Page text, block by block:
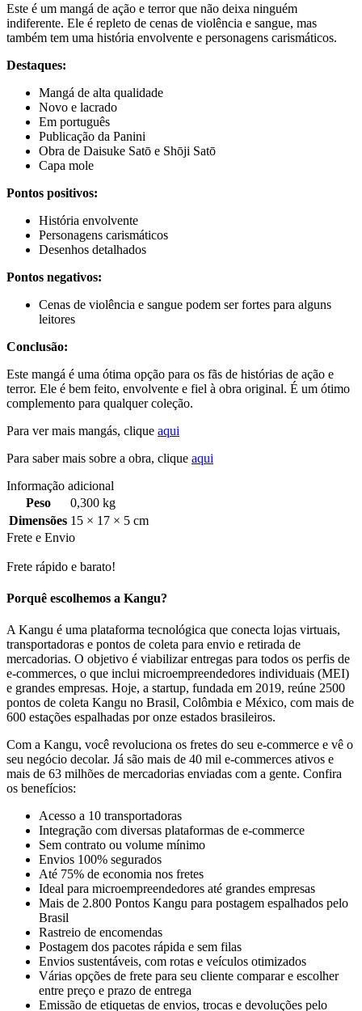
Este é um mangá de ação e terror que não deixa ninguém
indiferente. Ele é repleto de cenas de violência e sangue, mas
também tem uma história envolvente e personagens carismáticos.
Destaques:
Mangá de alta qualidade
Novo e lacrado
Em português
Publicação da Panini
Obra de Daisuke Satō e Shōji Satō
Capa mole
Pontos positivos:
História envolvente
Personagens carismáticos
Desenhos detalhados
Pontos negativos:
Cenas de violência e sangue podem ser fortes para alguns
leitores
Conclusão:
Este mangá é uma ótima opção para os fãs de histórias de ação e
terror. Ele é bem feito, envolvente e fiel à obra original. É um ótimo
complemento para qualquer coleção.
Para ver mais mangás, clique aqui
Para saber mais sobre a obra, clique aqui
Informação adicional
Peso
0,300 kg
Dimensões 15 × 17 × 5 cm
Frete e Envio
Frete rápido e barato!
Porquê escolhemos a Kangu?
A Kangu é uma plataforma tecnológica que conecta lojas virtuais,
transportadoras e pontos de coleta para envio e retirada de
mercadorias. O objetivo é viabilizar entregas para todos os perfis de
e-commerces, o que inclui microempreendedores individuais (MEI)
e grandes empresas. Hoje, a startup, fundada em 2019, reúne 2500
pontos de coleta Kangu no Brasil, Colômbia e México, com mais de
600 estações espalhadas por onze estados brasileiros.
Com a Kangu, você revoluciona os fretes do seu e-commerce e vê o
seu negócio decolar. Já são mais de 40 mil e-commerces ativos e
mais de 63 milhões de mercadorias enviadas com a gente. Confira
os benefícios:
Acesso a 10 transportadoras
Integração com diversas plataformas de e-commerce
Sem contrato ou volume mínimo
Envios 100% segurados
Até 75% de economia nos fretes
Ideal para microempreendedores até grandes empresas
Mais de 2.800 Pontos Kangu para postagem espalhados pelo
Brasil
Rastreio de encomendas
Postagem dos pacotes rápida e sem filas
Envios sustentáveis, com rotas e veículos otimizados
Várias opções de frete para seu cliente comparar e escolher
entre preço e prazo de entrega
Emissão de etiquetas de envios, trocas e devoluções pelo